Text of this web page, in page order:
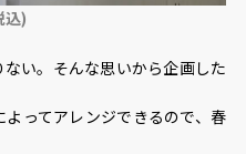
込)
い。そんな思いから企画した
ってアレンジできるので、春